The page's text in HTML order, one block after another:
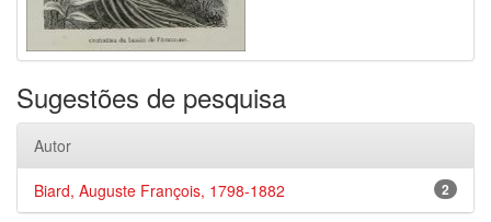
Sugestões de pesquisa
Autor
2
Biard, Auguste François, 1798-1882